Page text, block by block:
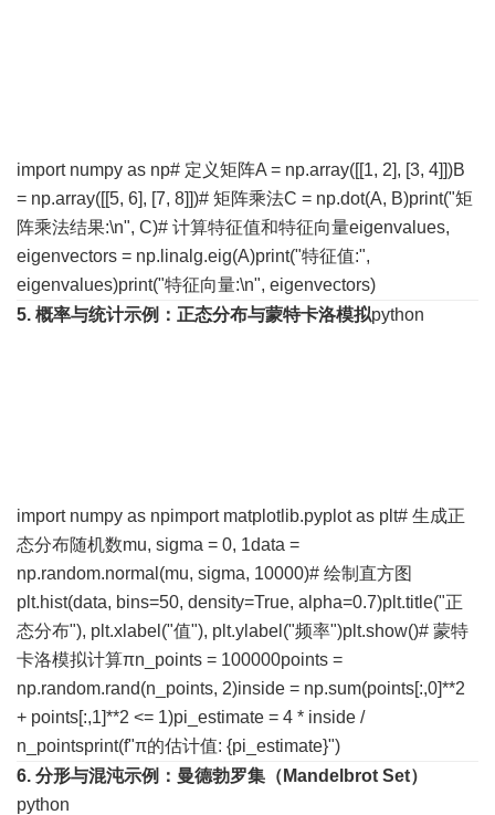
import numpy as np# 定义矩阵A = np.array([[1, 2], [3, 4]])B
= np.array([[5, 6], [7, 8]])# 矩阵乘法C = np.dot(A, B)print("矩
阵乘法结果:\n", C)# 计算特征值和特征向量eigenvalues,
eigenvectors = np.linalg.eig(A)print("特征值:",
eigenvalues)print("特征向量:\n", eigenvectors)
5. 概率与统计示例：正态分布与蒙特卡洛模拟python
import numpy as npimport matplotlib.pyplot as plt# 生成正
态分布随机数mu, sigma = 0, 1data =
np.random.normal(mu, sigma, 10000)# 绘制直方图
plt.hist(data, bins=50, density=True, alpha=0.7)plt.title("正
态分布"), plt.xlabel("值"), plt.ylabel("频率")plt.show()# 蒙特
卡洛模拟计算πn_points = 100000points =
np.random.rand(n_points, 2)inside = np.sum(points[:,0]**2
+ points[:,1]**2 <= 1)pi_estimate = 4 * inside /
n_pointsprint(f"π的估计值: {pi_estimate}")
6. 分形与混沌示例：曼德勃罗集（Mandelbrot Set）
python